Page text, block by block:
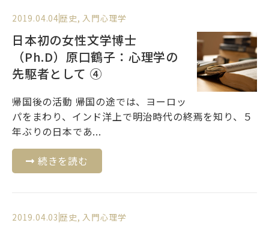
2019.04.04歴史,入門心理学
日本初の女性文学博士
（Ph.D）原口鶴子：心理学の
先駆者として ④
帰国後の活動 帰国の途では、ヨーロッ
パをまわり、インド洋上で明治時代の終焉を知り、５
年ぶりの日本であ...
続きを読む
2019.04.03 歴史, 入門心理学